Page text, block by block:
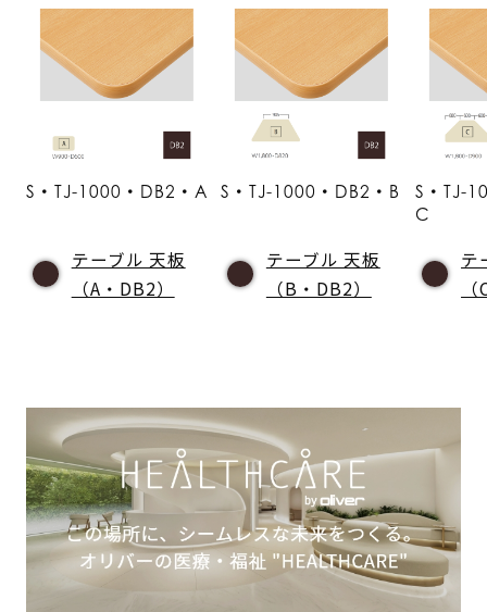
S・TJ-1000・DB2・A
テーブル 天板
（A・DB2）
S・TJ-1000・DB2・B
テーブル 天板
（B・DB2）
S・TJ-
C
テ